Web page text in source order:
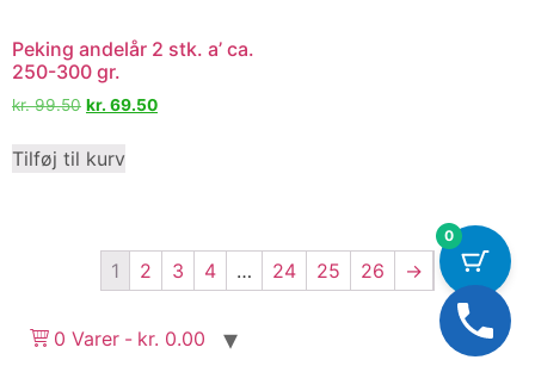
Peking andelår 2 stk. a’ ca.
250-300 gr.
kr.99.50 kr. 69.50
Tilføj til kurv
1 2 3 4 … 24 25 26 →
0 Varer kr. 0.00
0